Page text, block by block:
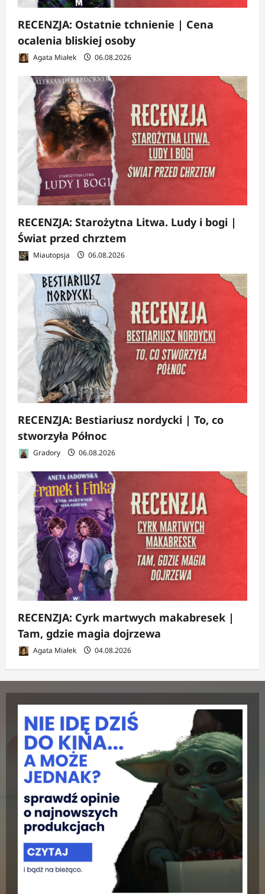
RECENZJA: Ostatnie tchnienie | Cena
ocalenia bliskiej osoby
Agata Miałek 06.08.2026
RECENZJA: Starożytna Litwa. Ludy i bogi |
Świat przed chrztem
Miautopsja 06.08.2026
RECENZJA: Bestiariusz nordycki | To, co
stworzyła Północ
Gradory 06.08.2026
RECENZJA: Cyrk martwych makabresek |
Tam, gdzie magia dojrzewa
Agata Miałek 04.08.2026